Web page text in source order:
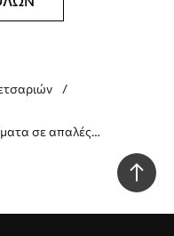
σε απαλές